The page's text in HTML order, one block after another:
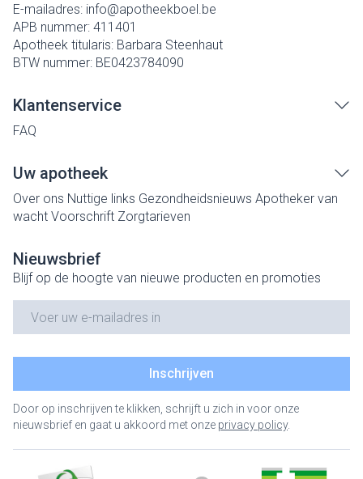
E-mailadres: info@apotheekboel.be
APB nummer: 411401
Apotheek titularis: Barbara Steenhaut
BTW nummer: BE0423784090
Klantenservice
FAQ
Uw apotheek
Over ons Nuttige links Gezondheidsnieuws Apotheker van
wacht Voorschrift Zorgtarieven
Nieuwsbrief
Blijf op de hoogte van nieuwe producten en promoties
Inschrijven
Door op inschrijven te klikken, schrijft u zich in voor onze
nieuwsbrief en gaat u akkoord met onze privacy policy.